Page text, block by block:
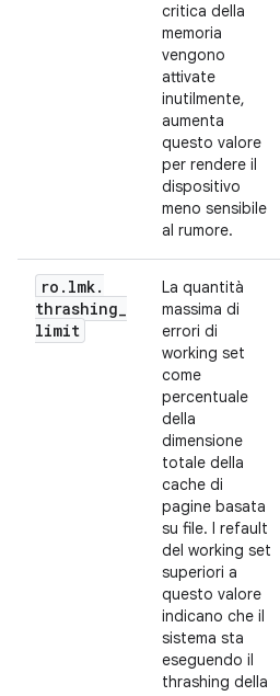
critica della
memoria
vengono
attivate
inutilmente,
aumenta
questo valore
per rendere il
dispositivo
meno sensibile
al rumore.
ro . lmk.
thrashing_
limit
La quantità
massima di
errori di
working set
come
percentuale
della
dimensione
totale della
cache di
pagine basata
su file. I refault
del working set
superiori a
questo valore
indicano che il
sistema sta
eseguendo il
thrashing della